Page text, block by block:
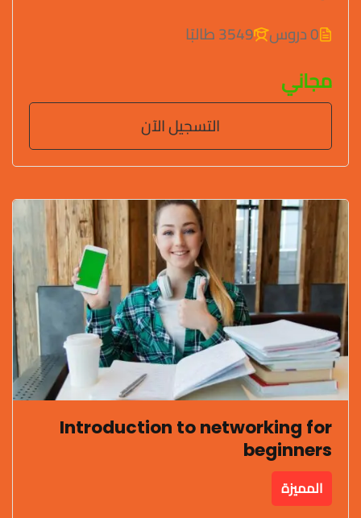
0 دروس
3549 طالبًا
مجاني
التسجيل الآن
Introduction to networking for
beginners
المميزة